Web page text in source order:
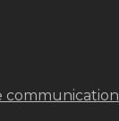
communication